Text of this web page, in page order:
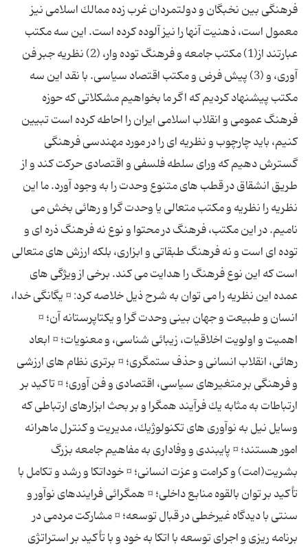
فرهنگی بین نخبگان و دولتمردان غرب زده ممالك اسلامی نیز
معمول است، ذهنیت آنها را نیز آلوده كرده است. این سه مكتب
عبارتند از(1) مكتب جامعه و فرهنگ توده وار، (2) نظریه جبر فن
آوری، و (3) پیش فرض و مكتب اقتصاد سیاسی. با نقد این سه
مكتب پیشنهاد كردیم كه اگر ما بخواهیم مشكلاتی كه حوزه
فرهنگ عمومی و انقلاب اسلامی ایران را احاطه كرده است تبیین
كنیم، باید چارچوب و نظریه ای را در مورد مهندسی فرهنگی
گسترش دهیم كه ورای سلطه فلسفی و اقتصادی حركت كند و از
طریق انشقاق در قطب های متنوع وحدت را به وجود آورد. ما این
نظریه را نظریه و مكتب متعالی یا وحدت گرا و رهائی بخش می
نامیم. در این مكتب، فرهنگ در محتوا و نوع نه فرهنگ ذره ای و
توده ای است و نه فرهنگ طبقاتی و ابزاری، بلكه ارزش های متعالی
است كه این نوع فرهنگ را هدایت می كند. برخی از ویژگی های
عمده این نظریه را می توان به شرح ذیل خلاصه كرد: ¤ یگانگی خدا،
انسان و طبیعت و جهان بینی وحدت گرا و یكتاپرستانه آن؛ ¤
اهمیت و اولویت اخلاقیات، زیبائی شناسی، و معنویات؛ ¤ ابعاد
رهائی، انقلاب انسانی و حذف ستمگری؛ ¤ برتری نظام های ارزشی
و فرهنگی بر متغیرهای سیاسی، اقتصادی و فن آوری؛ ¤ تاكید بر
ارتباطات به مثابه یك فرآیند همگرا و بر بحث ابزارهای ارتباطی كه
وسایل نیل به نوآوری های تكنولوژیك، مدیریت و كنترل ماهرانه
امور هستند؛ ¤ پایبندی و وفاداری به مفاهیم جامعه بزرگ
بشریت(امت) و كرامت و عزت انسانی؛ ¤ خوداتكا و رشد و تكامل با
تأكید بر توان بالقوه منابع داخلی؛ ¤ همگرائی فرایندهای نوآور و
سنتی با دیدگاه غیرخطی در قبال توسعه؛ ¤ مشاركت مردمی در
برنامه ریزی و اجرای توسعه با اتكا به خود و با تأكید بر استراتژی